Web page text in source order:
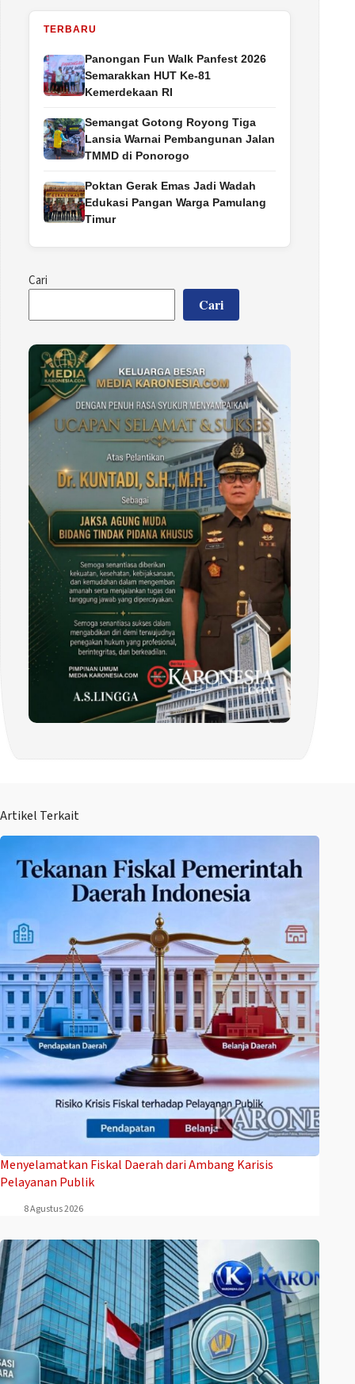
TERBARU
Panongan Fun Walk Panfest 2026
Semarakkan HUT Ke-81
Kemerdekaan RI
Semangat Gotong Royong Tiga
Lansia Warnai Pembangunan Jalan
TMMD di Ponorogo
Poktan Gerak Emas Jadi Wadah
Edukasi Pangan Warga Pamulang
Timur
Cari
Cari
Artikel Terkait
Menyelamatkan Fiskal Daerah dari Ambang Karisis
Pelayanan Publik
8 Agustus 2026